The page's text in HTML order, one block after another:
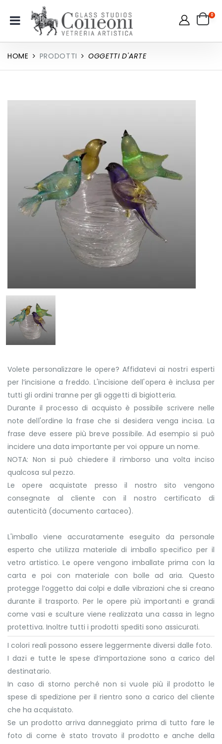
0
HOME PRODOTTI OGGETTI D'ARTE
Volete personalizzare le opere? Affidatevi ai nostri esperti
per l’incisione a freddo. L'incisione dell'opera è inclusa per
tutti gli ordini tranne per gli oggetti di bigiotteria.
Durante il processo di acquisto è possibile scrivere nelle
note dell'ordine la frase che si desidera venga incisa. La
frase deve essere più breve possibile. Ad esempio si può
incidere una data importante per voi oppure un nome.
NOTA: Non si può chiedere il rimborso una volta inciso
qualcosa sul pezzo.
Le opere acquistate presso il nostro sito vengono
consegnate al cliente con il nostro certificato di
autenticità (documento cartaceo).
L'imballo viene accuratamente eseguito da personale
esperto che utilizza materiale di imballo specifico per il
vetro artistico. Le opere vengono imballate prima con la
carta e poi con materiale con bolle ad aria. Questo
protegge l’oggetto dai colpi e dalle vibrazioni che si creano
durante il trasporto. Per le opere più importanti e grandi
come vasi e sculture viene realizzata una cassa in legno
protettiva. Inoltre tutti i prodotti spediti sono assicurati.
I colori reali possono essere leggermente diversi dalle foto.
I dazi e tutte le spese d’importazione sono a carico del
destinatario.
In caso di storno perché non si vuole più il prodotto le
spese di spedizione per il rientro sono a carico del cliente
che ha acquistato.
Se un prodotto arriva danneggiato prima di tutto fare le
foto di come è stato trovato il prodotto e anche della